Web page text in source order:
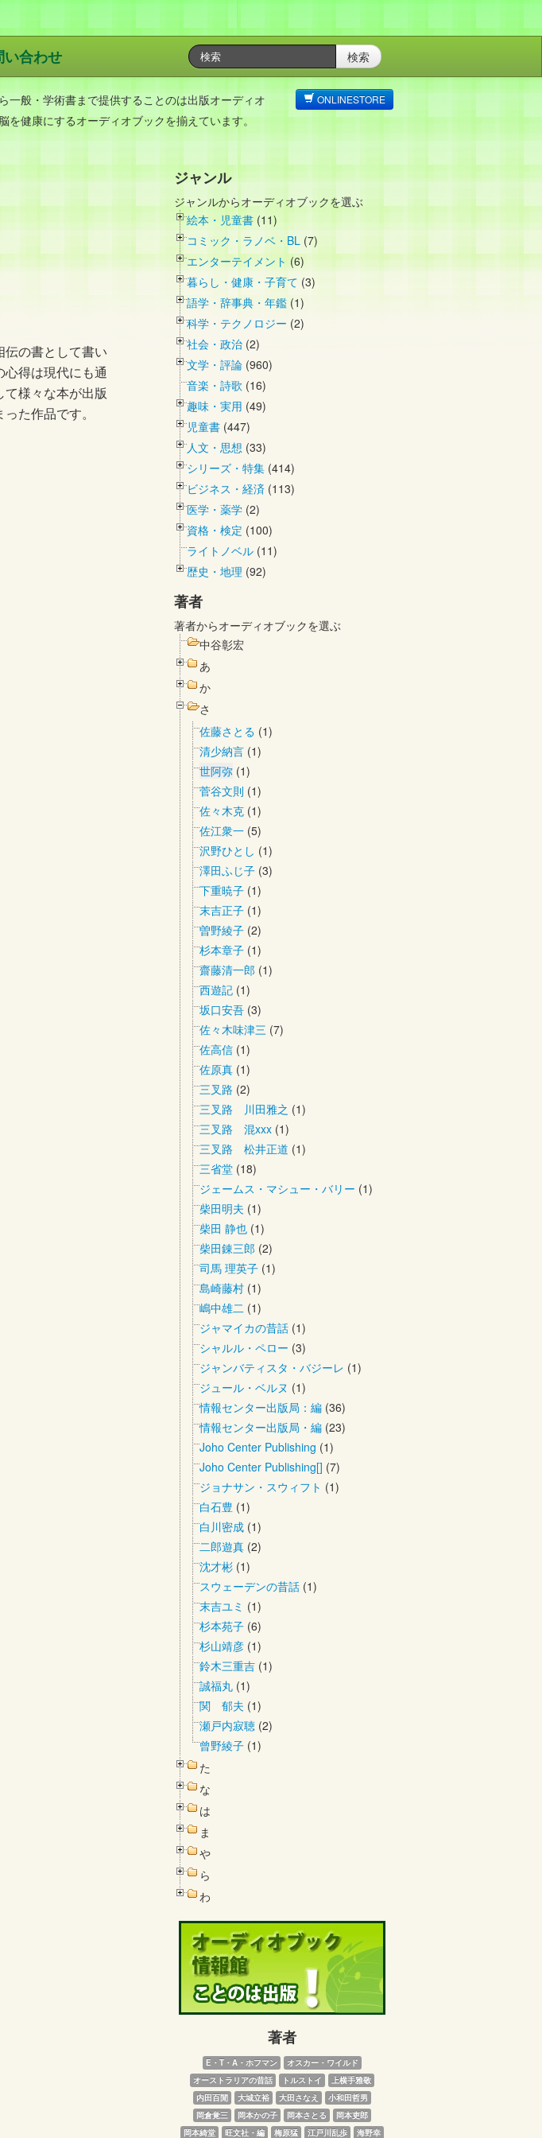
い合わせ 検索
一般・学術書まで提供することのは出版オーディオ
健康にするオーディオブックを揃えています。
ONLINESTORE
の書として書い
得は現代にも通
様々な本が出版
た作品です。
ジャンル
ジャンルからオーディオブックを選ぶ
絵本・児童書 (11)
コミック・ラノベ・BL (7)
エンターテイメント (6)
暮らし・健康・子育て (3)
語学・辞事典・年鑑 (1)
科学・テクノロジー (2)
社会・政治 (2)
文学・評論 (960)
音楽・詩歌 (16)
趣味・実用 (49)
児童書 (447)
人文・思想 (33)
シリーズ・特集 (414)
ビジネス・経済 (113)
医学・薬学 (2)
資格・検定 (100)
ライトノベル (11)
歴史・地理 (92)
著者
著者からオーディオブックを選ぶ
中谷彰宏
あ
か
さ
佐藤さとる (1)
清少納言 (1)
世阿弥 (1)
菅谷文則 (1)
佐々木克 (1)
佐江衆一 (5)
沢野ひとし (1)
澤田ふじ子 (3)
下重暁子 (1)
末吉正子 (1)
曽野綾子 (2)
杉本章子 (1)
齋藤清一郎 (1)
西遊記 (1)
坂口安吾 (3)
佐々木味津三 (7)
佐高信 (1)
佐原真 (1)
三叉路 (2)
三叉路 川田雅之 (1)
三叉路 混xxx (1)
三叉路 松井正道 (1)
三省堂 (18)
ジェームス・マシュー・バリー (1)
柴田明夫 (1)
柴田 静也 (1)
柴田錬三郎 (2)
司馬 理英子 (1)
島崎藤村 (1)
嶋中雄二 (1)
ジャマイカの昔話 (1)
シャルル・ペロー (3)
ジャンバティスタ・バジーレ (1)
ジュール・ベルヌ (1)
情報センター出版局：編 (36)
情報センター出版局・編 (23)
Joho Center Publishing (1)
Joho Center Publishing[] (7)
ジョナサン・スウィフト (1)
白石豊 (1)
白川密成 (1)
二郎遊真 (2)
沈才彬 (1)
スウェーデンの昔話 (1)
末吉ユミ (1)
杉本苑子 (6)
杉山靖彦 (1)
鈴木三重吉 (1)
誠福丸 (1)
関 郁夫 (1)
瀬戸内寂聴 (2)
曾野綾子 (1)
た
な
は
ま
や
ら
わ
著者
E・T・A・ホフマン
オスカー・ワイルド
オーストラリアの昔話
トルストイ
上横手雅敬
内田百閒
大城立裕 大田さなえ
小和田哲男
岡倉覚三
岡本かの子 岡本さとる
岡本吏郎
岡本綺堂
旺文社・編 梅原猛 江戸川乱歩 海野幸